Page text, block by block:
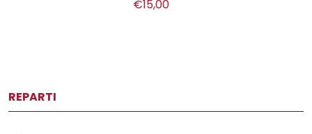
€15,00
REPARTI